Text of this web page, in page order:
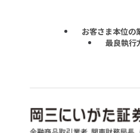
お客さま本位の
最良執行